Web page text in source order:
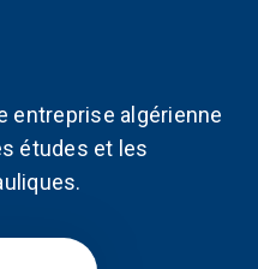
entreprise algérienne
études et les